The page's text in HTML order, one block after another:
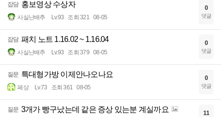
잡담 홍보영상 수상자
사실난배추 Lv.93 조회 321 08-05
0
댓글
잡담 패치 노트 1.16.02 ~ 1.16.04
사실난배추 Lv.93 조회 379 08-05
0
댓글
질문 특대형가방 이제안나오나요
페상 Lv.73 조회 361 08-05
0
댓글
질문 3개가 빵구났는데 같은 증상 있는분 계실까요 11